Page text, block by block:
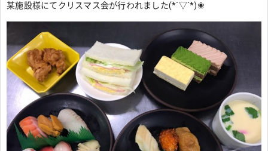
某施設様にてクリスマス会が行われました(*´▽`*)❀